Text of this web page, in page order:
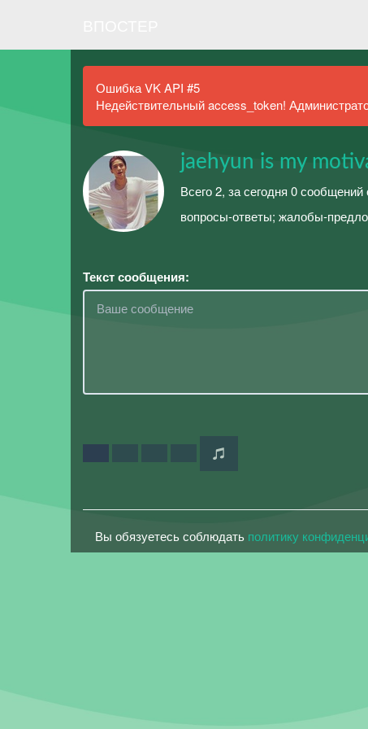
Ошибка VK API #5
Недействительный access_token!
jaehyun is my
Всего 2, за сегодня 0 сообщений
вопросы-ответы; жалобы-
Текст сообщения:
Вы обязуетесь соблюдать политику